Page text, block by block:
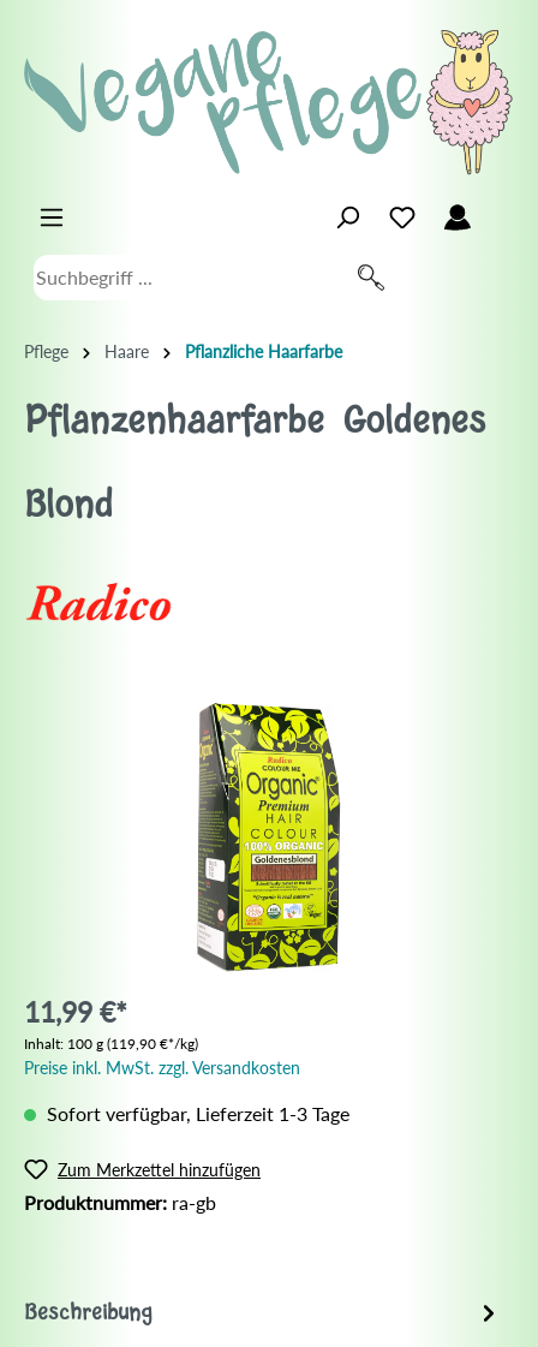
Pflege Haare Pflanzliche Haarfarbe
Pflanzenhaarfarbe Goldenes
Blond
11,99 €*
Inhalt: 100 g (119,90 €*/kg)
Preise inkl. MwSt. zzgl. Versandkosten
Sofort verfügbar, Lieferzeit 1-3 Tage
Zum Merkzettel hinzufügen
Produktnummer: ra-gb
Beschreibung